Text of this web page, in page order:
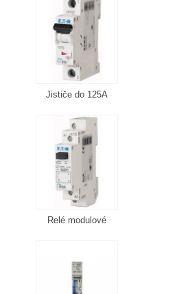
Jističe do 125A
Relé modulové